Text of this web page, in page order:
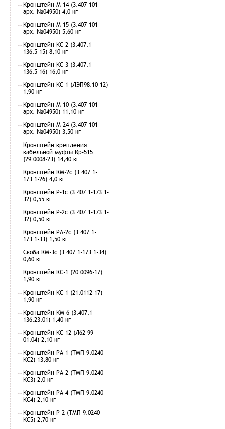
Кронштейн М-14 (3.407-101
арх. №04950) 4,0 кг
Кронштейн М-15 (3.407-101
арх. №04950) 5,60 кг
Кронштейн КС-2 (3.407.1-
136.5-15) 8,10 кг
Кронштейн КС-3 (3.407.1-
136.5-16) 16,0 кг
Кронштейн КС-1 (ЛЭП98.10-12)
1,90 кг
Кронштейн М-10 (3.407-101
арх. №04950) 11,10 кг
Кронштейн М-24 (3.407-101
арх. №04950) 3,50 кг
Кронштейн крепления
кабельной муфты Кр-515
(29.0008-23) 14,40 кг
Кронштейн КМ-2с (3.407.1-
173.1-26) 4,0 кг
Кронштейн Р-1с (3.407.1-173.1-
32) 0,55 кг
Кронштейн Р-2с (3.407.1-173.1-
32) 0,50 кг
Кронштейн РА-2с (3.407.1-
173.1-33) 1,50 кг
Скоба КМ-3с (3.407.1-173.1-34)
0,60 кг
Кронштейн КС-1 (20.0096-17)
1,90 кг
Кронштейн КС-1 (21.0112-17)
1,90 кг
Кронштейн КМ-6 (3.407.1-
136.23.01) 1,40 кг
Кронштейн КС-12 (Л62-99
01.04) 2,10 кг
Кронштейн РА-1 (ТМП 9.0240
КС2) 13,80 кг
Кронштейн РА-2 (ТМП 9.0240
КС3) 2,0 кг
Кронштейн РА-4 (ТМП 9.0240
КС4) 2,10 кг
Кронштейн Р-2 (ТМП 9.0240
КС5) 2,70 кг